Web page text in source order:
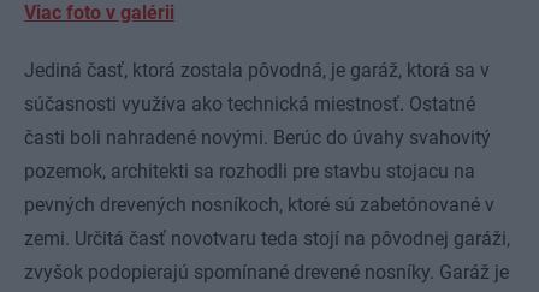
Viac foto v galérii
Jediná časť, ktorá zostala pôvodná, je garáž, ktorá sa v
súčasnosti využíva ako technická miestnosť. Ostatné
časti boli nahradené novými. Berúc do úvahy svahovitý
pozemok, architekti sa rozhodli pre stavbu stojacu na
pevných drevených nosníkoch, ktoré sú zabetónované v
zemi. Určitá časť novotvaru teda stojí na pôvodnej garáži,
zvyšok podopierajú spomínané drevené nosníky. Garáž je